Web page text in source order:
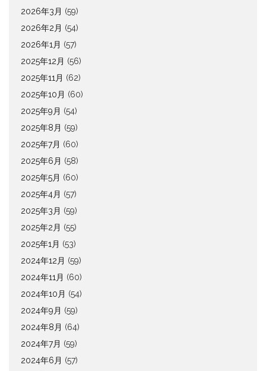
2026年3月 (59)
2026年2月 (54)
2026年1月 (57)
2025年12月 (56)
2025年11月 (62)
2025年10月 (60)
2025年9月 (54)
2025年8月 (59)
2025年7月 (60)
2025年6月 (58)
2025年5月 (60)
2025年4月 (57)
2025年3月 (59)
2025年2月 (55)
2025年1月 (53)
2024年12月 (59)
2024年11月 (60)
2024年10月 (54)
2024年9月 (59)
2024年8月 (64)
2024年7月 (59)
2024年6月 (57)